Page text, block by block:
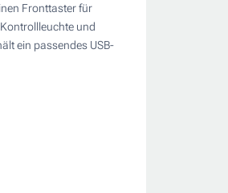
Fronttaster für
und
ein passendes USB-